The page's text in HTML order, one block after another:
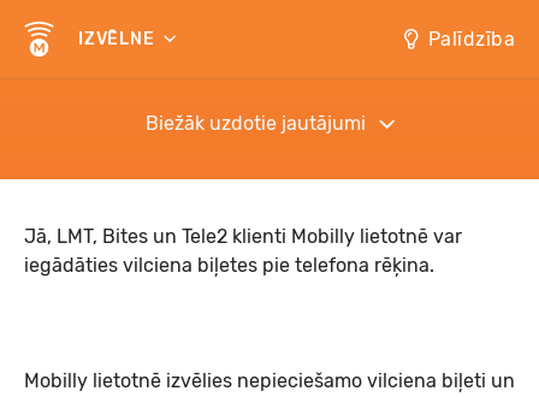
IZVĒLNE Palīdzība
Biežāk uzdotie jautājumi
Jā, LMT, Bites un Tele2 klienti Mobilly lietotnē var
iegādāties vilciena biļetes pie telefona rēķina.
Mobilly lietotnē izvēlies nepieciešamo vilciena biļeti un